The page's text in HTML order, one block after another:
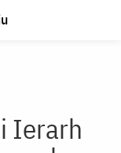
Ierarh